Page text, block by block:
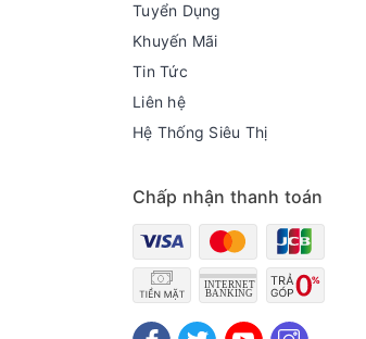
Hỗ trợ HDR10, HLG và
Sản phẩm hỗ trợ các chuẩn
chuyển động.
Tuyển Dụng
Khuyến Mãi
Tin Tức
Liên hệ
Hệ Thống Siêu Thị
Chấp nhận thanh toán